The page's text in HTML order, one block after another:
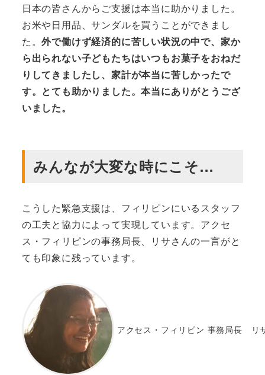
日本の皆さんからご支援は本当に助かりました。
お米や日用品、サンダルを買うことができまし
た。外で働けず経済的に苦しい状況の中で、家か
ら出られない子どもたちはいつもお菓子をおねだ
りしてきましたし、家計が本当に苦しかったで
す。とても助かりました。本当にありがとうござ
いました。
みんなが大変な時にこそ…
こうした緊急支援は、フィリピンにいるスタッフ
の工夫と協力によって実現しています。アクセ
ス・フィリピンの事務局長、リサさんの一言がと
ても印象に残っています。
アクセス・フィリピン 事務局長 リ